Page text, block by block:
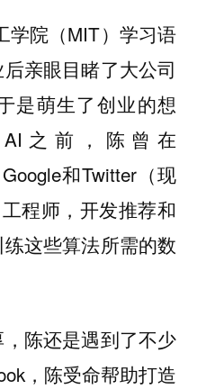
学院（MIT）学习语
亲眼目睹了大公司
是萌生了创业的想
之前，陈曾在
和Twitter（现
程师，开发推荐和
这些算法所需的数
陈还是遇到了不少
，陈受命帮助打造